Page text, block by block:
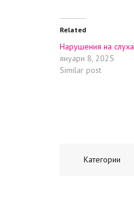
(Opens
in
new
window)window)
Related
Нарушения на слуха
януари 8, 2025
Similar post
Категории